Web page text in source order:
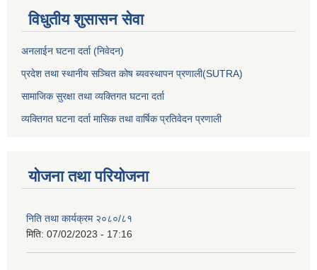
विधुतीय शुसासन सेवा
अनलाईन घटना दर्ता (निवेदन)
प्रदेश तथा स्थानीय सञ्चित कोष ब्यवस्थापन प्रणाली(SUTRA)
सामाजिक सुरक्षा तथा व्यक्तिगत घटना दर्ता
व्यक्तिगत घटना दर्ता मासिक तथा वार्षिक प्रतिवेदन प्रणाली
योजना तथा परियोजना
निति तथा कार्यक्रम २०८०/८१
मिति: 07/02/2023 - 17:16